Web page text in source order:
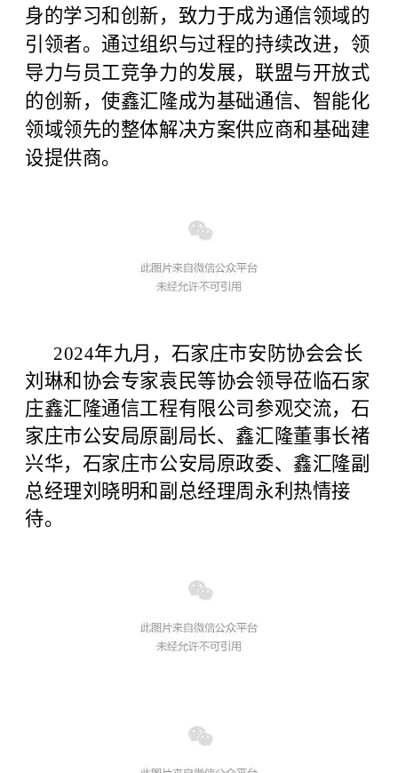
身的学习和创新，致力于成为通信领域的
引领者。 通过组织与过程的持续改进，领
导力与员工竞争力的发展，联盟与开放式
的创新，使鑫汇隆成为基础通信、智能化
领域领先的整体解决方案供应商和基础建
设提供商。
2024年九月，石家庄市安防协会会长
刘琳和协会专家袁民等协会领导莅临石家
庄鑫汇隆通信工程有限公司参观交流，石
家庄市公安局原副局长、鑫汇隆董事长褚
兴华，石家庄市公安局原政委、鑫汇隆副
总经理刘晓明和副总经理周永利热情接
待。